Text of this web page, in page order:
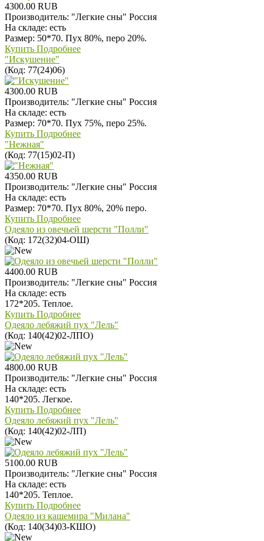
4300.00 RUB
Производитель: "Легкие сны" Россия
На складе: есть
Размер: 50*70. Пух 80%, перо 20%.
Купить Подробнее
"Искушение"
(Код: 77(24)06)
4300.00 RUB
Производитель: "Легкие сны" Россия
На складе: есть
Размер: 70*70. Пух 75%, перо 25%.
Купить Подробнее
"Нежная"
(Код: 77(15)02-П)
4350.00 RUB
Производитель: "Легкие сны" Россия
На складе: есть
Размер: 70*70. Пух 80%, 20% перо.
Купить Подробнее
Одеяло из овечьей шерсти "Полли"
(Код: 172(32)04-ОШ)
4400.00 RUB
Производитель: "Легкие сны" Россия
На складе: есть
172*205. Теплое.
Купить Подробнее
Одеяло лебяжий пух "Лель"
(Код: 140(42)02-ЛПО)
4800.00 RUB
Производитель: "Легкие сны" Россия
На складе: есть
140*205. Легкое.
Купить Подробнее
Одеяло лебяжий пух "Лель"
(Код: 140(42)02-ЛП)
5100.00 RUB
Производитель: "Легкие сны" Россия
На складе: есть
140*205. Теплое.
Купить Подробнее
Одеяло из кашемира "Милана"
(Код: 140(34)03-КШО)